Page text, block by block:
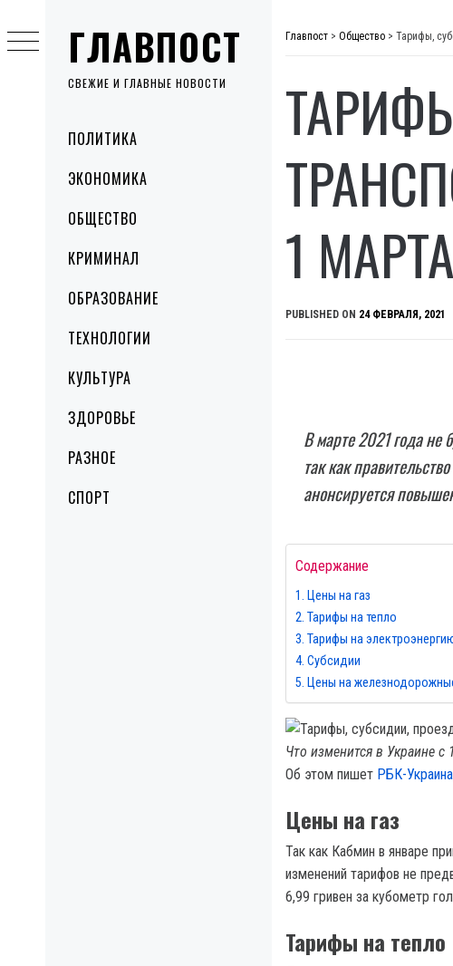
ГЛАВПОСТ
СВЕЖИЕ И ГЛАВНЫЕ НОВОСТИ
MenuПОЛИТИКА
ЭКОНОМИКА
ОБЩЕСТВО
КРИМИНАЛ
ОБРАЗОВАНИЕ
ТЕХНОЛОГИИ
КУЛЬТУРА
ЗДОРОВЬЕ
РАЗНОЕ
СПОРТ
to
content
Главпост > Общество > Тарифы,
1 МАРТА
PUBLISHED ON 24 ФЕВРАЛЯ, 2021
В марте 2021 года не
так как
анонсируется
Содержание
Цены на газ
Тарифы на тепло
Тарифы на
Субсидии
Цены на
Что изменится в Украине с
Об этом пишет РБК-Украина
Цены на газ
Так как Кабмин в январе
изменений тарифов не
6,99 гривен за кубометр
Тарифы на тепло